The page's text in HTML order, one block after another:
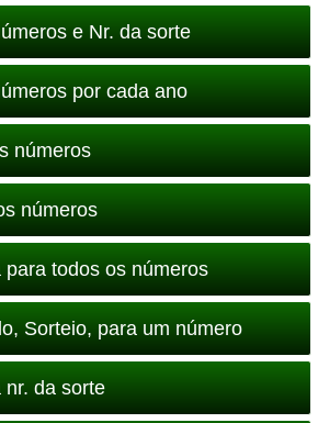
e Nr. da sorte
por cada ano
números
números
todos os números
Sorteio, para um número
nr. da sorte